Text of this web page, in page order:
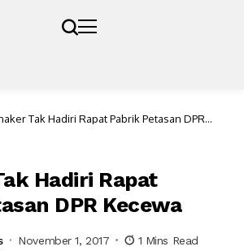
Tak Hadiri Rapat Pabrik Petasan DPR
Hadiri Rapat
DPR Kecewa
November 1, 2017 1 Mins Read